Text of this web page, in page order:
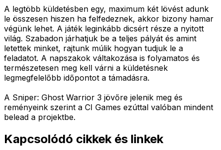
A legtöbb küldetésben egy, maximum két lövést adunk
le összesen hiszen ha felfedeznek, akkor bizony hamar
végünk lehet. A játék leginkább dicsért része a nyitott
világ. Szabadon járhatjuk be a teljes pályát és amint
letettek minket, rajtunk múlik hogyan tudjuk le a
feladatot. A napszakok váltakozása is folyamatos és
természetesen meg kell várni a küldetésnek
legmegfelelőbb időpontot a támadásra.
A Sniper: Ghost Warrior 3 jövőre jelenik meg és
reményeink szerint a CI Games ezúttal valóban mindent
belead a projektbe.
Kapcsolódó cikkek és linkek